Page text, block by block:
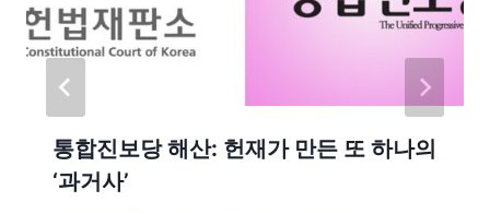
통합진보당 해산: 헌재가 만든 또 하나의
‘과거사’